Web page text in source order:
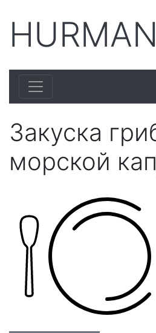
HURMAN
Закуска
морской